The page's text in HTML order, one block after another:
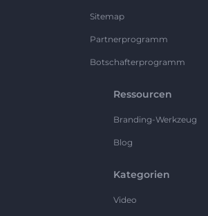
Sitemap
Partnerprogramm
Botschafterprogramm
Ressourcen
Branding-Werkzeug
Blog
Kategorien
Video